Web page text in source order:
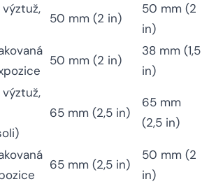
50 mm (2 in)
50 mm (2
in)
50 mm (2 in)
38 mm (1,5
in)
65 mm (2,5 in)
65 mm
(2,5 in)
65 mm (2,5 in)
50 mm (2
in)